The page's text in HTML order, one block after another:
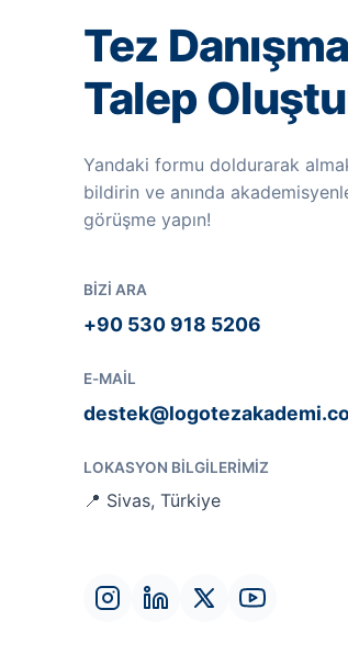
Tez
Talep
Yandaki formu doldurarak
bildirin ve anında
görüşme yapın!
BIZI ARA
+90 530 918 5206
E-MAIL
LOKASYON BILGILERIMIZ
📍 Sivas, Türkiye